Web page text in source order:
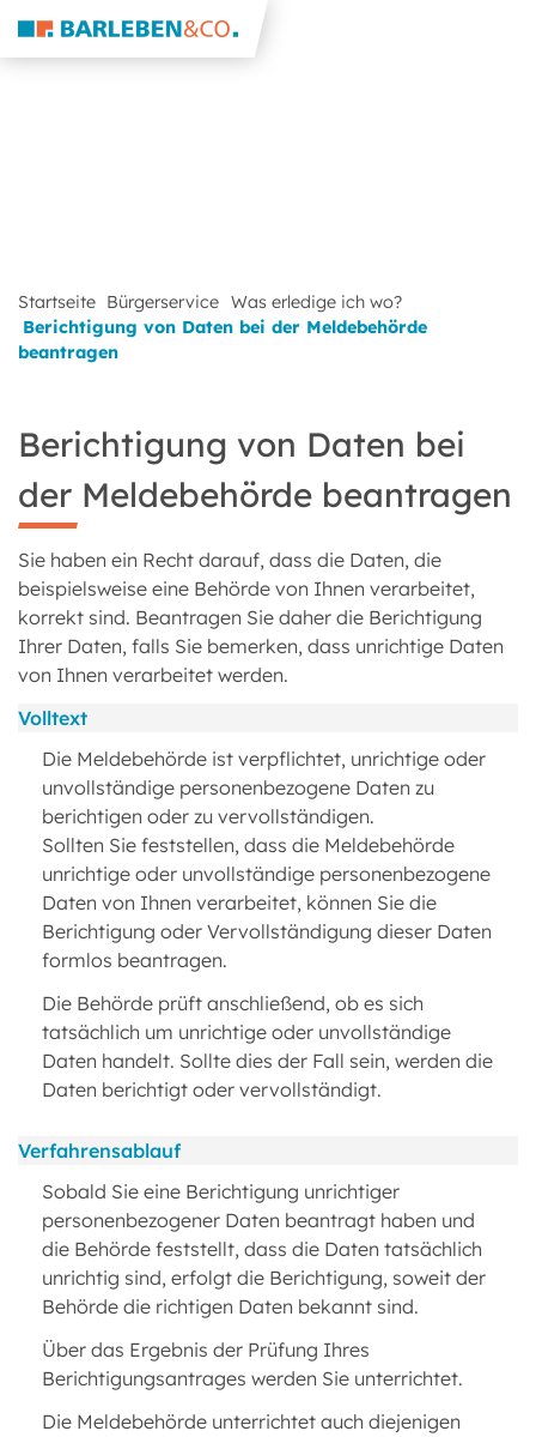
Startseite Bürgerservice Was erledige ich wo?
Berichtigung von Daten bei der Meldebehörde
beantragen
Berichtigung von Daten bei
der Meldebehörde beantragen
Sie haben ein Recht darauf, dass die Daten, die
beispielsweise eine Behörde von Ihnen verarbeitet,
korrekt sind. Beantragen Sie daher die Berichtigung
Ihrer Daten, falls Sie bemerken, dass unrichtige Daten
von Ihnen verarbeitet werden.
Volltext
Die Meldebehörde ist verpflichtet, unrichtige oder
unvollständige personenbezogene Daten zu
berichtigen oder zu vervollständigen.
Sollten Sie feststellen, dass die Meldebehörde
unrichtige oder unvollständige personenbezogene
Daten von Ihnen verarbeitet, können Sie die
Berichtigung oder Vervollständigung dieser Daten
formlos beantragen.
Die Behörde prüft anschließend, ob es sich
tatsächlich um unrichtige oder unvollständige
Daten handelt. Sollte dies der Fall sein, werden die
Daten berichtigt oder vervollständigt.
Verfahrensablauf
Sobald Sie eine Berichtigung unrichtiger
personenbezogener Daten beantragt haben und
die Behörde feststellt, dass die Daten tatsächlich
unrichtig sind, erfolgt die Berichtigung, soweit der
Behörde die richtigen Daten bekannt sind.
Über das Ergebnis der Prüfung Ihres
Berichtigungsantrages werden Sie unterrichtet.
Die Meldebehörde unterrichtet auch diejenigen